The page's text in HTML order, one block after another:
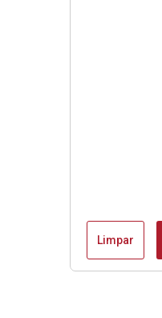
Limpar